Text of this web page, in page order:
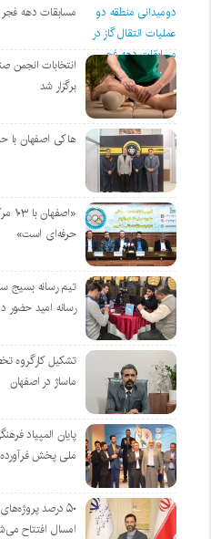
مسابقات دهه فجر
انتخابات انجمن
برگزار شد
هاکی اصفهان با
حرفه‌ای است»
تیم رسانه بسیج
رسانه امید حضور
تشکیل کارگروه
ماساژ در اصفهان
پایان المپیاد
ملی پخش
۵۰ درصد
امسال افتتاح